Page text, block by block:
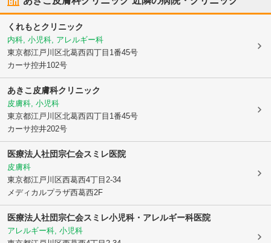
くれもとクリニック
内科, 小児科, アレルギー科
東京都江戸川区北葛西四丁目1番45号
カーサ控井102号
あきこ皮膚科クリニック
皮膚科, 小児科
東京都江戸川区北葛西四丁目1番45号
カーサ控井202号
医療法人社団宗仁会スミレ医院
皮膚科
東京都江戸川区西葛西4丁目2-34
メディカルプラザ西葛西2F
医療法人社団宗仁会スミレ小児科・アレルギー科医院
アレルギー科, 小児科